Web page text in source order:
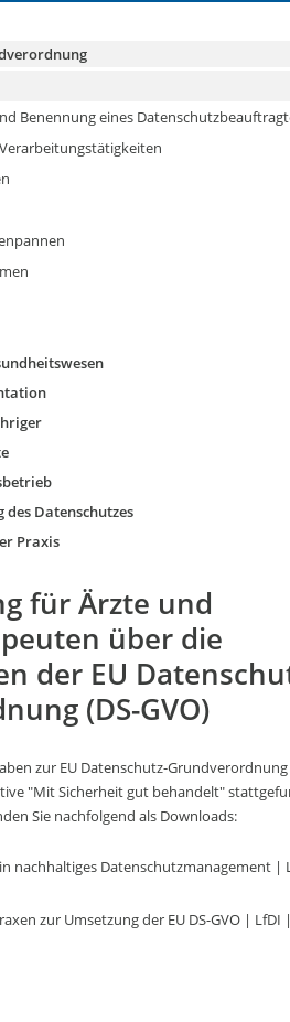
Benennung eines
des Datenschutzes
Praxis
für Ärzte und
über die
der EU
(DS-GVO)
zur EU Datenschutz-Grundverordnung
"Mit Sicherheit gut behandelt"
Sie nachfolgend als Downloads:
nachhaltiges Datenschutzmanagement |
zur Umsetzung der EU DS-GVO |